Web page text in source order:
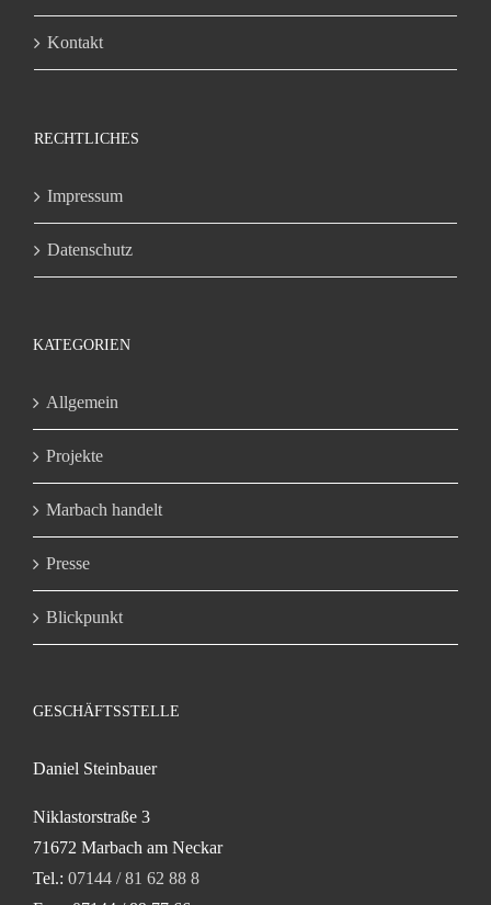
Kontakt
RECHTLICHES
Impressum
Datenschutz
KATEGORIEN
Allgemein
Projekte
Marbach handelt
Presse
Blickpunkt
GESCHÄFTSSTELLE
Daniel Steinbauer
Niklastorstraße 3
71672 Marbach am Neckar
Tel.: 07144 / 81 62 88 8